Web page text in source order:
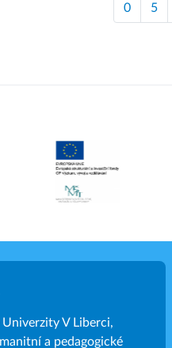
0 5
V Liberci,
a pedagogické